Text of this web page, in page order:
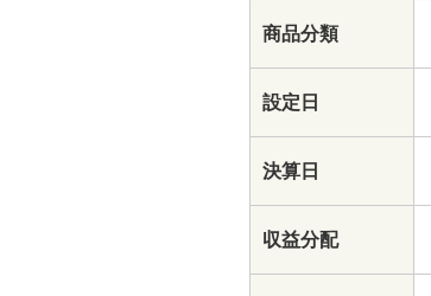
商品分類
設定日
決算日
収益分配